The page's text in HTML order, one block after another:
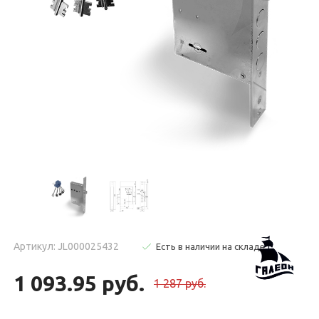
Артикул: JL000025432 Есть в наличии на складе
1 093.95 руб. 1 287 руб.